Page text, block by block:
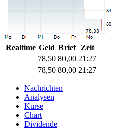
Realtime Geld Brief
Zeit
78,50 80,00 21:27
78,50 80,00 21:27
Nachrichten
Analysen
Kurse
Chart
Dividende